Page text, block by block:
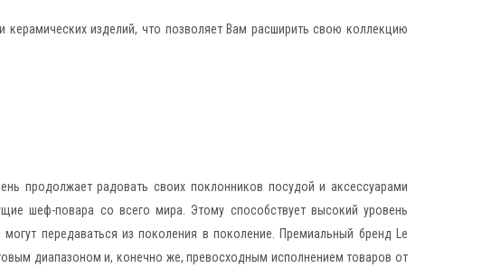
изделий, что позволяет Вам расширить свою коллекцию
продолжает радовать своих поклонников посудой и аксессуарами
шеф-повара со всего мира. Этому способствует высокий уровень
передаваться из поколения в поколение. Премиальный бренд Le
диапазоном и, конечно же, превосходным исполнением товаров от